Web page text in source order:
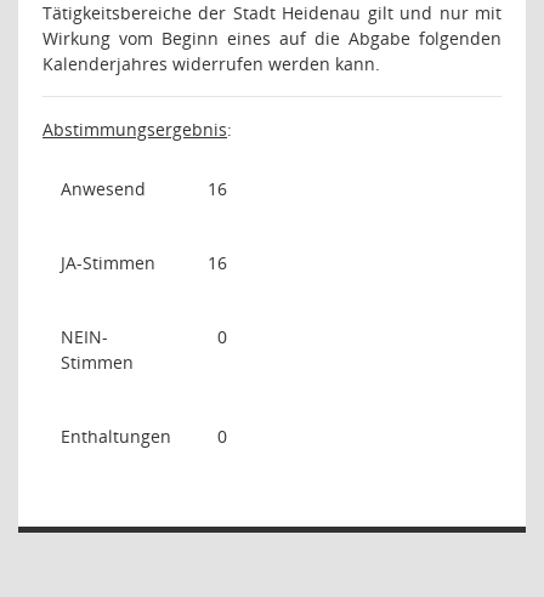
Tätigkeitsbereiche der Stadt Heidenau gilt und nur mit
Wirkung vom Beginn eines auf die Abgabe folgenden
Kalenderjahres widerrufen werden kann.
Abstimmungsergebnis:
Anwesend 16
JA-Stimmen 16
NEIN-
Stimmen
0
Enthaltungen 0